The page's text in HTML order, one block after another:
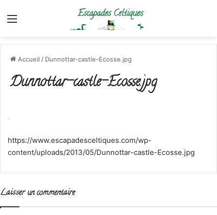
Menu
Accueil / Dunnottar-castle-Ecosse.jpg
Dunnottar-castle-Ecosse.jpg
https://www.escapadesceltiques.com/wp-
content/uploads/2013/05/Dunnottar-castle-Ecosse.jpg
Laisser un commentaire